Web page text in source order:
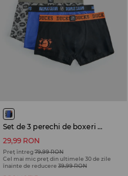
Set de 3 perechi de boxeri National Hockey League
29,99 RON
Preț întreg79,99 RON
Cel mai mic preț din ultimele 30 de zile
înainte de reducere 39,99 RON